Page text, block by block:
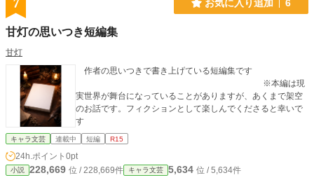
7 お気に入り追加 6
甘灯の思いつき短編集
甘灯
作者の思いつきで書き上げている短編集です
※本編は現
実世界が舞台になっていることがありますが、あくまで架空
のお話です。フィクションとして楽しんでくださると幸いで
す
キャラ文芸 連載中 短編 R15
24h.ポイント 0pt
小説 228,669 位 / 228,669件 キャラ文芸 5,634 位 / 5,634件